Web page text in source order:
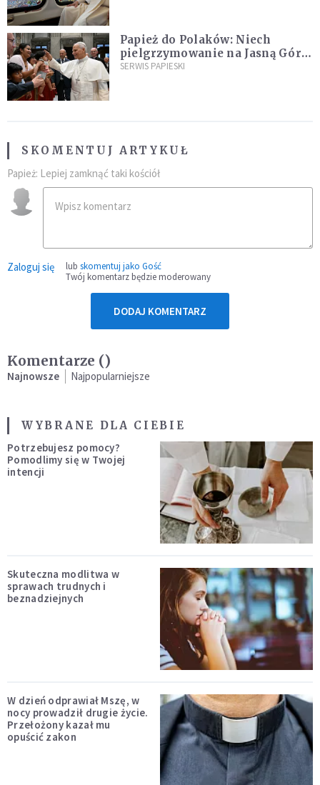
Papież do Polaków: Niech
pielgrzymowanie na Jasną Górę
umocni wiarę i nadzieję
SERWIS PAPIESKI
SKOMENTUJ ARTYKUŁ
Papież: Lepiej zamknąć taki kościół
Zaloguj się lub skomentuj jako Gość
Twój komentarz będzie moderowany
DODAJ KOMENTARZ
Komentarze ()
Najnowsze Najpopularniejsze
WYBRANE DLA CIEBIE
Potrzebujesz pomocy?
Pomodlimy się w Twojej
intencji
Skuteczna modlitwa w
sprawach trudnych i
beznadziejnych
W dzień odprawiał Mszę, w
nocy prowadził drugie życie.
Przełożony kazał mu
opuścić zakon